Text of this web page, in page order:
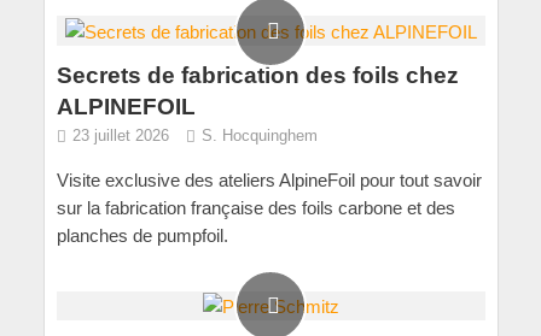
Secrets de fabrication des foils chez
ALPINEFOIL
23 juillet 2026 S. Hocquinghem
Visite exclusive des ateliers AlpineFoil pour tout savoir
sur la fabrication française des foils carbone et des
planches de pumpfoil.